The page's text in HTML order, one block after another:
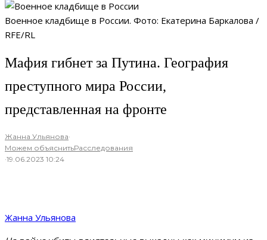
Военное кладбище в России. Фото: Екатерина Баркалова /
RFE/RL
Мафия гибнет за Путина. География
преступного мира России,
представленная на фронте
Жанна Ульянова·
Можем объяснитьРасследования
·19.06.2023 10:24
Жанна Ульянова